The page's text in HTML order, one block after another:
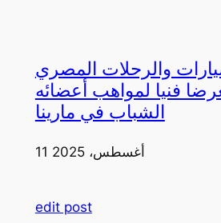
والرحلات المصري
فنيا لمواهب أعضائه
الشباب في مارينا
11 أغسطس، 2025
edit post